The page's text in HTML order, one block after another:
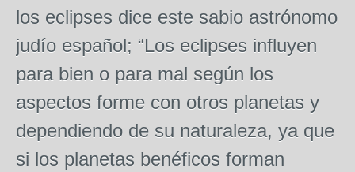
los eclipses dice este sabio astrónomo
judío español; “Los eclipses influyen
para bien o para mal según los
aspectos forme con otros planetas y
dependiendo de su naturaleza, ya que
si los planetas benéficos forman